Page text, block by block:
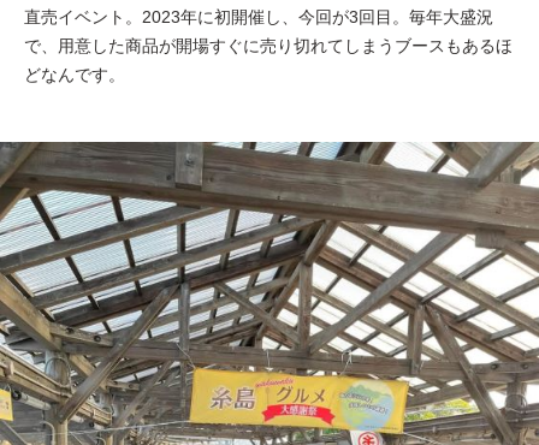
直売イベント。2023年に初開催し、今回が3回目。毎年大盛況
で、用意した商品が開場すぐに売り切れてしまうブースもあるほ
どなんです。